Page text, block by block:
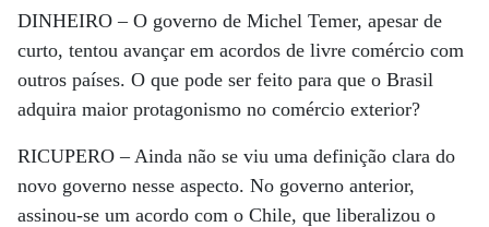
DINHEIRO –O governo de Michel Temer, apesar de
curto, tentou avançar em acordos de livre comércio com
outros países. O que pode ser feito para que o Brasil
adquira maior protagonismo no comércio exterior?
RICUPERO –Ainda não se viu uma definição clara do
novo governo nesse aspecto. No governo anterior,
assinou-se um acordo com o Chile, que liberalizou o